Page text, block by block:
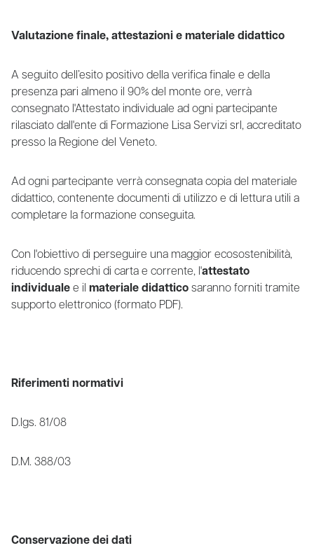
Valutazione finale, attestazioni e materiale didattico
A seguito dell’esito positivo della verifica finale e della
presenza pari almeno il 90% del monte ore, verrà
consegnato l'Attestato individuale ad ogni partecipante
rilasciato dall'ente di Formazione Lisa Servizi srl, accreditato
presso la Regione del Veneto.
Ad ogni partecipante verrà consegnata copia del materiale
didattico, contenente documenti di utilizzo e di lettura utili a
completare la formazione conseguita.
Con l'obiettivo di perseguire una maggior ecosostenibilità,
riducendo sprechi di carta e corrente, l'attestato
individuale e il materiale didattico saranno forniti tramite
supporto elettronico (formato PDF).
Riferimenti normativi
D.lgs. 81/08
D.M. 388/03
Conservazione dei dati